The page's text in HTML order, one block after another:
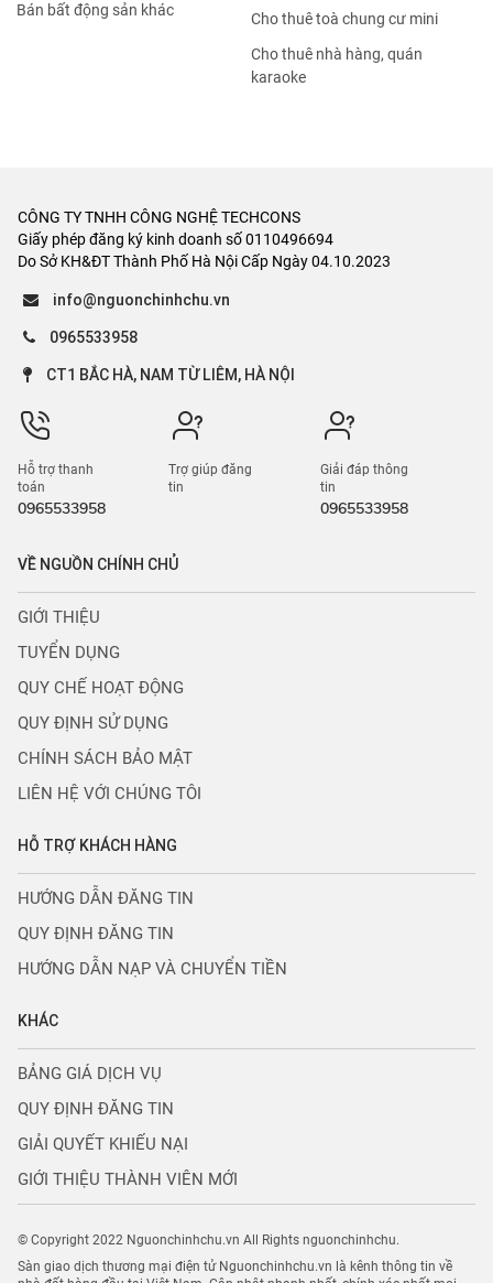
Bán bất động sản khác
Cho thuê toà chung cư mini
Cho thuê nhà hàng, quán
karaoke
CÔNG TY TNHH CÔNG NGHỆ TECHCONS
Giấy phép đăng ký kinh doanh số 0110496694
Do Sở KH&ĐT Thành Phố Hà Nội Cấp Ngày 04.10.2023
info@nguonchinhchu.vn
0965533958
CT1 BẮC HÀ, NAM TỪ LIÊM, HÀ NỘI
Hỗ trợ thanh
toán
0965533958
Trợ giúp đăng
tin
Giải đáp thông
tin
0965533958
VỀ NGUỒN CHÍNH CHỦ
GIỚI THIỆU
TUYỂN DỤNG
QUY CHẾ HOẠT ĐỘNG
QUY ĐỊNH SỬ DỤNG
CHÍNH SÁCH BẢO MẬT
LIÊN HỆ VỚI CHÚNG TÔI
HỖ TRỢ KHÁCH HÀNG
HƯỚNG DẪN ĐĂNG TIN
QUY ĐỊNH ĐĂNG TIN
HƯỚNG DẪN NẠP VÀ CHUYỂN TIỀN
KHÁC
BẢNG GIÁ DỊCH VỤ
QUY ĐỊNH ĐĂNG TIN
GIẢI QUYẾT KHIẾU NẠI
GIỚI THIỆU THÀNH VIÊN MỚI
© Copyright 2022 Nguonchinhchu.vn All Rights nguonchinhchu.
Sàn giao dịch thương mại điện tử Nguonchinhchu.vn là kênh thông tin về